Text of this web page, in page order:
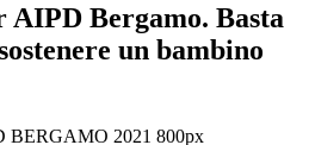
AIPD Bergamo. Basta
un bambino